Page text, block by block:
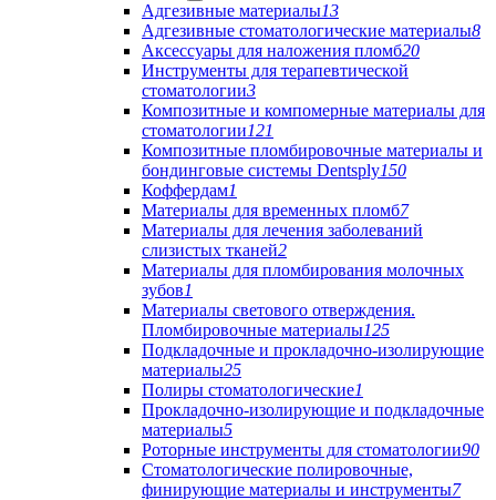
Адгезивные материалы13
Адгезивные стоматологические материалы8
Аксессуары для наложения пломб20
Инструменты для терапевтической
стоматологии3
Композитные и компомерные материалы для
стоматологии121
Композитные пломбировочные материалы и
бондинговые системы Dentsply150
Коффердам1
Материалы для временных пломб7
Материалы для лечения заболеваний
слизистых тканей2
Материалы для пломбирования молочных
зубов1
Материалы светового отверждения.
Пломбировочные материалы125
Подкладочные и прокладочно-изолирующие
материалы25
Полиры стоматологические1
Прокладочно-изолирующие и подкладочные
материалы5
Роторные инструменты для стоматологии90
Стоматологические полировочные,
финирующие материалы и инструменты7